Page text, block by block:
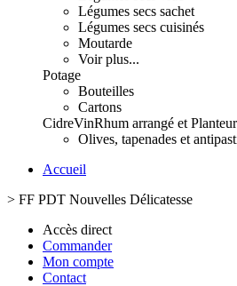
Légumes secs sachet
Légumes secs cuisinés
Moutarde
Voir plus...
Potage
Bouteilles
Cartons
CidreVinRhum arrangé et Planteur
Olives, tapenades et
Accueil
> FF PDT Nouvelles Délicatesse
Accès direct
Commander
Mon compte
Contact